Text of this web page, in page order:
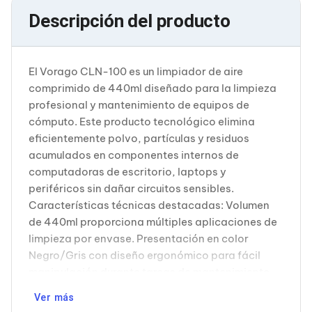
Cableado Estructurado para Servidores
Cables KVM
Fuentes de Poder
Enfriamiento para Servidores
Sistemas Operativos para Servidores
Servidores
Soportes de Datos
Ultrium
Discos Duros / SSD / NAS
Accesorios para Discos Duros
Gabinetes de Discos Duros
Discos Duros Externos
Discos Duros para NAS
Discos Duros para Videovigilancia
Discos Duros para Servidores
Accesorios para SSD
Gabinetes para SSD
Almacenamiento MSA
Monitores
Descripción del producto
El Vorago CLN-100 es un limpiador de aire
comprimido de 440ml diseñado para la limpieza
profesional y mantenimiento de equipos de
cómputo. Este producto tecnológico elimina
eficientemente polvo, partículas y residuos
acumulados en componentes internos de
computadoras de escritorio, laptops y
periféricos sin dañar circuitos sensibles.
Características técnicas destacadas: Volumen
de 440ml proporciona múltiples aplicaciones de
limpieza por envase. Presentación en color
Negro/Gris con diseño ergonómico para fácil
Ver más